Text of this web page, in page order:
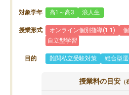
対象学年 高1～高3 浪人生
授業形式 オンライン個別指導(1:1)
自立型学習
目的 難関私立受験対策 総合型
授業料の目安 （